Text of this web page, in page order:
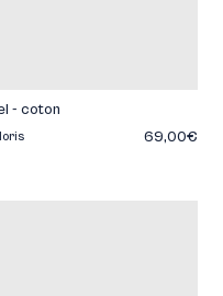
- coton
69,00€